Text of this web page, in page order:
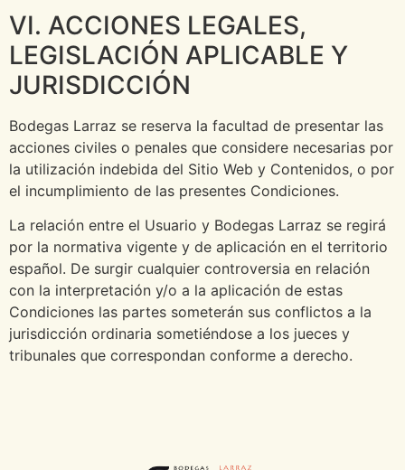
VI. ACCIONES LEGALES,
LEGISLACIÓN APLICABLE Y
JURISDICCIÓN
Bodegas Larraz se reserva la facultad de presentar las
acciones civiles o penales que considere necesarias por
la utilización indebida del Sitio Web y Contenidos, o por
el incumplimiento de las presentes Condiciones.
La relación entre el Usuario y Bodegas Larraz se regirá
por la normativa vigente y de aplicación en el territorio
español. De surgir cualquier controversia en relación
con la interpretación y/o a la aplicación de estas
Condiciones las partes someterán sus conflictos a la
jurisdicción ordinaria sometiéndose a los jueces y
tribunales que correspondan conforme a derecho.